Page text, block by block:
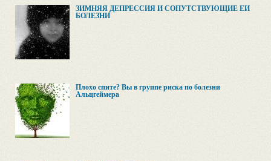
ЗИМНЯЯ ДЕПРЕССИЯ И СОПУТСТВУЮЩИЕ ЕЙ
БОЛЕЗНИ
Плохо спите? Вы в группе риска по болезни
Альцгеймера